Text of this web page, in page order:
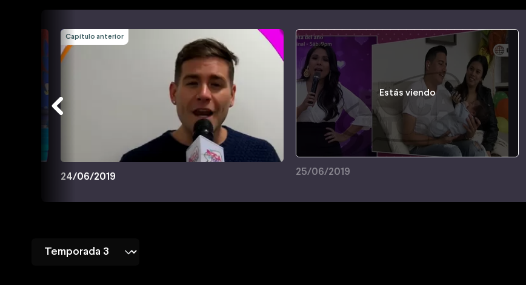
Capítulo anterior
24/06/2019
Estás viendo
25/06/2019